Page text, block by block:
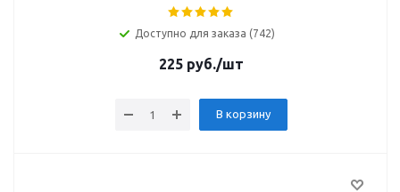
Доступно для заказа (742)
225руб./шт
В корзину